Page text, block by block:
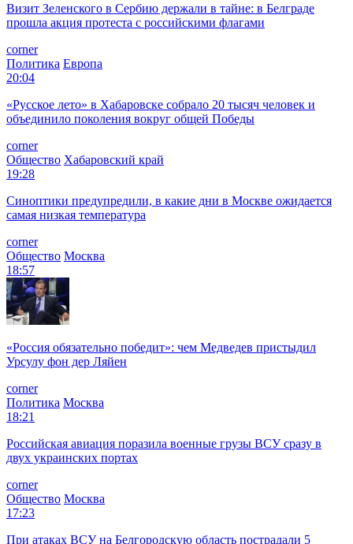
Визит Зеленского в Сербию держали в тайне: в Белграде
прошла акция протеста с российскими флагами
corner
Политика Европа
20:04
«Русское лето» в Хабаровске собрало 20 тысяч человек и
объединило поколения вокруг общей Победы
corner
Общество Хабаровский край
19:28
Синоптики предупредили, в какие дни в Москве ожидается
самая низкая температура
corner
Общество Москва
18:57
«Россия обязательно победит»: чем Медведев пристыдил
Урсулу фон дер Ляйен
corner
Политика Москва
18:21
Российская авиация поразила военные грузы ВСУ сразу в
двух украинских портах
corner
Общество Москва
17:23
При атаках ВСУ на Белгородскую область пострадали 5